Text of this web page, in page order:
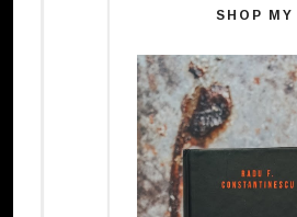
SHOP